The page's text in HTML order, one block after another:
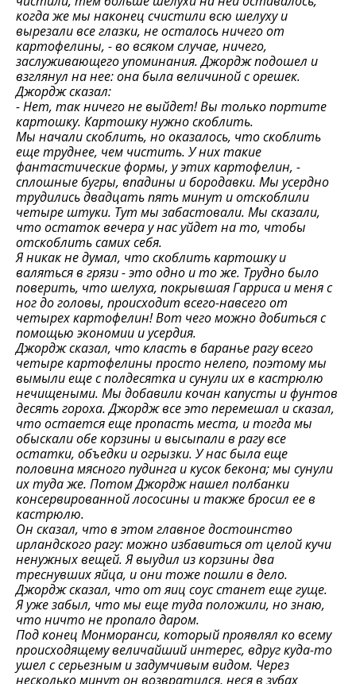
когда же мы наконец счистили всю шелуху и
вырезали все глазки, не осталось ничего от
картофелины, - во всяком случае, ничего,
заслуживающего упоминания. Джордж подошел и
взглянул на нее: она была величиной с орешек.
Джордж сказал:
- Нет, так ничего не выйдет! Вы только портите
картошку. Картошку нужно скоблить.
Мы начали скоблить, но оказалось, что скоблить
еще труднее, чем чистить. У них такие
фантастические формы, у этих картофелин, -
сплошные бугры, впадины и бородавки. Мы усердно
трудились двадцать пять минут и отскоблили
четыре штуки. Тут мы забастовали. Мы сказали,
что остаток вечера у нас уйдет на то, чтобы
отскоблить самих себя.
Я никак не думал, что скоблить картошку и
валяться в грязи - это одно и то же. Трудно было
поверить, что шелуха, покрывшая Гарриса и меня с
ног до головы, происходит всего-навсего от
четырех картофелин! Вот чего можно добиться с
помощью экономии и усердия.
Джордж сказал, что класть в баранье рагу всего
четыре картофелины просто нелепо, поэтому мы
вымыли еще с полдесятка и сунули их в кастрюлю
нечищеными. Мы добавили кочан капусты и фунтов
десять гороха. Джордж все это перемешал и сказал,
что остается еще пропасть места, и тогда мы
обыскали обе корзины и высыпали в рагу все
остатки, объедки и огрызки. У нас была еще
половина мясного пудинга и кусок бекона; мы сунули
их туда же. Потом Джордж нашел полбанки
консервированной лососины и также бросил ее в
кастрюлю.
Он сказал, что в этом главное достоинство
ирландского рагу: можно избавиться от целой кучи
ненужных вещей. Я выудил из корзины два
треснувших яйца, и они тоже пошли в дело.
Джордж сказал, что от яиц соус станет еще гуще.
Я уже забыл, что мы еще туда положили, но знаю,
что ничто не пропало даром.
Под конец Монморанси, который проявлял ко всему
происходящему величайший интерес, вдруг куда-то
ушел с серьезным и задумчивым видом. Через
несколько минут он возвратился, неся в зубах